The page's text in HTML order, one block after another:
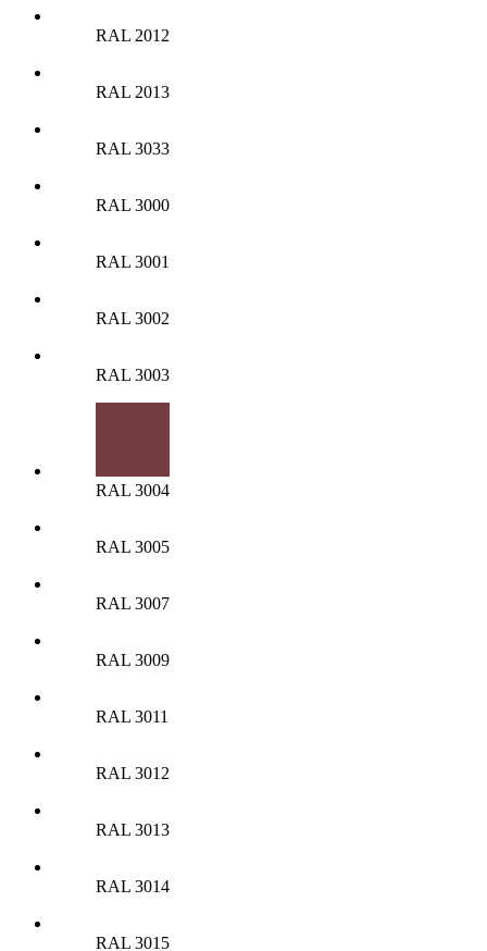
RAL 2012
RAL 2013
RAL 3033
RAL 3000
RAL 3001
RAL 3002
RAL 3003
RAL 3004
RAL 3005
RAL 3007
RAL 3009
RAL 3011
RAL 3012
RAL 3013
RAL 3014
RAL 3015